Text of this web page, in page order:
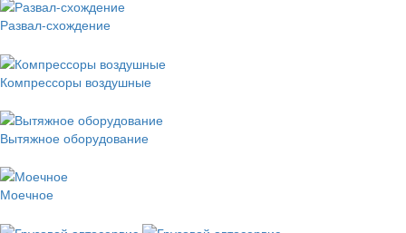
Развал-схождение
Компрессоры воздушные
Вытяжное оборудование
Моечное